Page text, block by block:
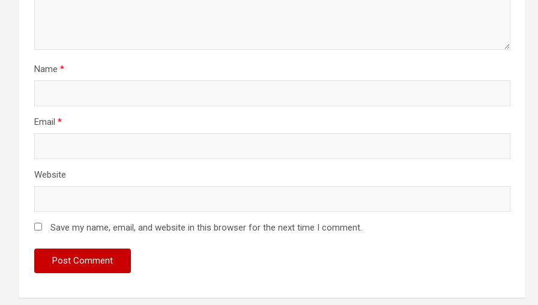
Name *
Email *
Website
Save my name, email, and website in this browser for the next time I comment.